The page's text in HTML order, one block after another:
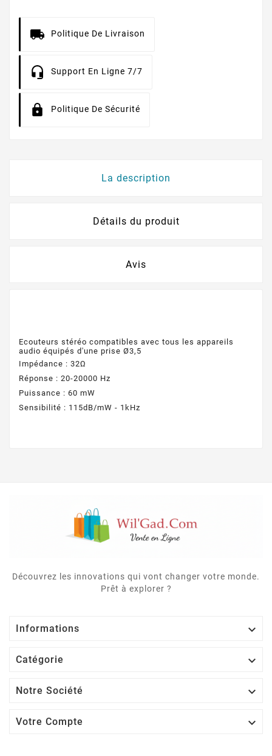
Politique De Livraison
Support En Ligne 7/7
Politique De Sécurité
La description
Détails du produit
Avis
Ecouteurs stéréo compatibles avec tous les appareils
audio équipés d'une prise Ø3,5
Impédance : 32Ω
Réponse : 20-20000 Hz
Puissance : 60 mW
Sensibilité : 115dB/mW - 1kHz
Découvrez les innovations qui vont changer votre monde.
Prêt à explorer ?
Informations 
Catégorie 
Notre Société 
Votre Compte 